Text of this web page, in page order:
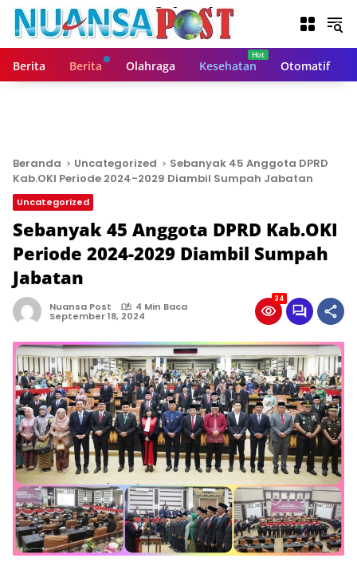
Berita Berita Olahraga Kesehatan Otomatif
Beranda Uncategorized
Sebanyak 45 Anggota DPRD
Kab.OKI Periode 2024-2029 Diambil Sumpah Jabatan
Uncategorized
Sebanyak 45 Anggota DPRD Kab.OKI
Periode 2024-2029 Diambil Sumpah
Jabatan
Nuansa Post 4 Min Baca
September 18, 2024
34